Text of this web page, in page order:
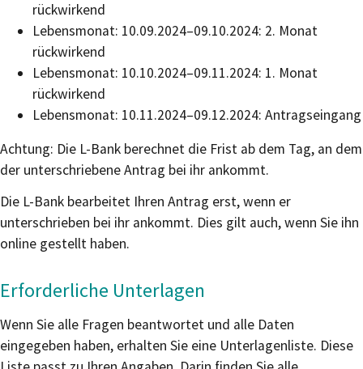
rückwirkend
Lebensmonat: 10.09.2024–09.10.2024: 2. Monat
rückwirkend
Lebensmonat: 10.10.2024–09.11.2024: 1. Monat
rückwirkend
Lebensmonat: 10.11.2024–09.12.2024: Antragseingang
Achtung: Die L-Bank berechnet die Frist ab dem Tag, an dem
der unterschriebene Antrag bei ihr ankommt.
Die L-Bank bearbeitet Ihren Antrag erst, wenn er
unterschrieben bei ihr ankommt. Dies gilt auch, wenn Sie ihn
online gestellt haben.
Erforderliche Unterlagen
Wenn Sie alle Fragen beantwortet und alle Daten
eingegeben haben, erhalten Sie eine Unterlagenliste. Diese